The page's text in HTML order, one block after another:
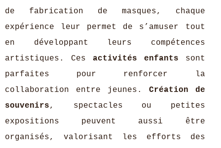
de fabrication de masques, chaque
expérience leur permet de s’amuser tout
en développant leurs compétences
artistiques. Ces activités enfants sont
parfaites pour renforcer la
collaboration entre jeunes. Création de
souvenirs, spectacles ou petites
expositions peuvent aussi être
organisés, valorisant les efforts des